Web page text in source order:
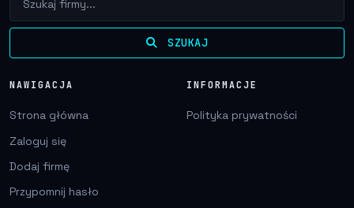
SZUKAJ
NAWIGACJA
Strona główna
Zaloguj się
Dodaj firmę
Przypomnij hasło
INFORMACJE
Polityka prywatności